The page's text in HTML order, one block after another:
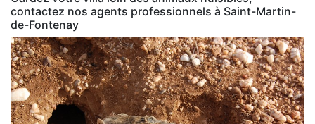
contactez nos agents professionnels à Saint-Martin-
de-Fontenay